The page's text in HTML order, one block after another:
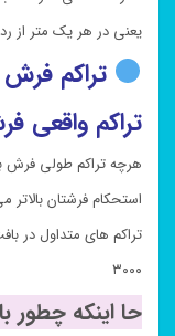
یعنی در هر یک متر از ردیف افقی فرش
تراکم
تراکم واقعی
هرچه تراکم طولی فرش
استحکام فرشتان بالاتر
۳۰۰۰